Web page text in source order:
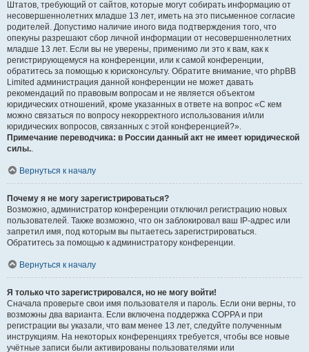
Штатов, требующий от сайтов, которые могут собирать информацию от
несовершеннолетних младше 13 лет, иметь на это письменное согласие
родителей. Допустимо наличие иного вида подтверждения того, что
опекуны разрешают сбор личной информации от несовершеннолетних
младше 13 лет. Если вы не уверены, применимо ли это к вам, как к
регистрирующемуся на конференции, или к самой конференции,
обратитесь за помощью к юрисконсульту. Обратите внимание, что phpBB
Limited администрация данной конференции не может давать
рекомендаций по правовым вопросам и не является объектом
юридических отношений, кроме указанных в ответе на вопрос «С кем
можно связаться по вопросу некорректного использования и/или
юридических вопросов, связанных с этой конференцией?».
Примечание переводчика: в России данный акт не имеет юридической
силы..
Вернуться к началу
Почему я не могу зарегистрироваться?
Возможно, администратор конференции отключил регистрацию новых
пользователей. Также возможно, что он заблокировал ваш IP-адрес или
запретил имя, под которым вы пытаетесь зарегистрироваться.
Обратитесь за помощью к администратору конференции.
Вернуться к началу
Я только что зарегистрировался, но не могу войти!
Сначала проверьте свои имя пользователя и пароль. Если они верны, то
возможны два варианта. Если включена поддержка COPPA и при
регистрации вы указали, что вам менее 13 лет, следуйте полученным
инструкциям. На некоторых конференциях требуется, чтобы все новые
учётные записи были активированы пользователями или